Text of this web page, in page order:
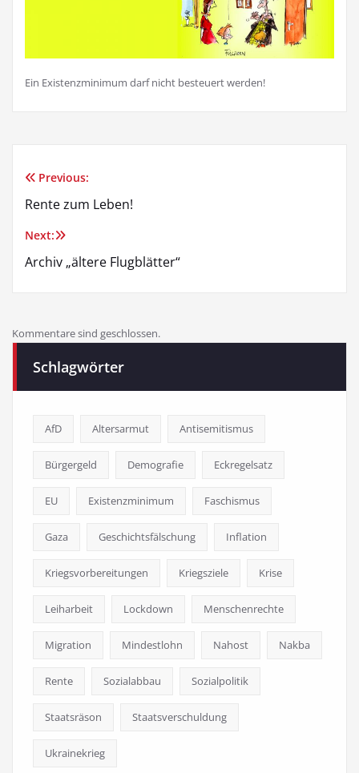
Ein Existenzminimum darf nicht besteuert werden!
Beitragsnavigation
Previous:
Rente zum Leben!
Next:
Archiv „ältere Flugblätter“
Kommentare sind geschlossen.
Schlagwörter
AfD Altersarmut Antisemitismus
Bürgergeld Demografie Eckregelsatz
EU Existenzminimum Faschismus
Gaza Geschichtsfälschung Inflation
Kriegsvorbereitungen Kriegsziele Krise
Leiharbeit Lockdown Menschenrechte
Migration Mindestlohn Nahost Nakba
Rente Sozialabbau Sozialpolitik
Staatsräson Staatsverschuldung
Ukrainekrieg